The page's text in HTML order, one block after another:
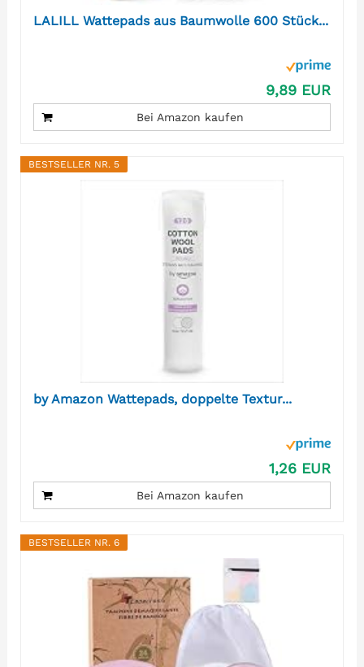
LALILL Wattepads aus Baumwolle 600 Stück...
9,89 EUR
Bei Amazon kaufen
BESTSELLER NR. 5
by Amazon Wattepads, doppelte Textur...
1,26 EUR
Bei Amazon kaufen
BESTSELLER NR. 6